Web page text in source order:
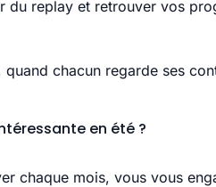
du replay et retrouver vos
quand chacun regarde ses
en été ?
chaque mois, vous vous